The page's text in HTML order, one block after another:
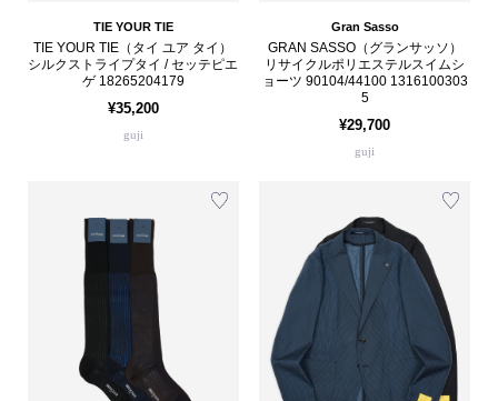
TIE YOUR TIE
TIE YOUR TIE（タイ ユア タイ）
シルクストライプタイ / セッテピエ
ゲ 18265204179
¥35,200
guji
Gran Sasso
GRAN SASSO（グランサッソ）
リサイクルポリエステルスイムシ
ョーツ 90104/44100 1316100303
5
¥29,700
guji